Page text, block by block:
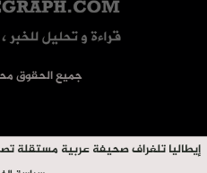
© جميع الحقوق
إيطاليا تلغراف صحيفة عربية مستقلة